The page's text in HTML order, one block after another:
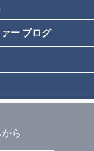
ー ブログ
ら